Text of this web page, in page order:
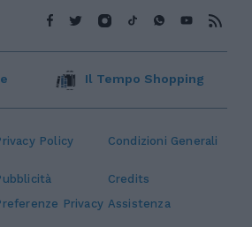
Policy Condizioni Generali
Credits
Privacy Assistenza
Il Tempo Shopping